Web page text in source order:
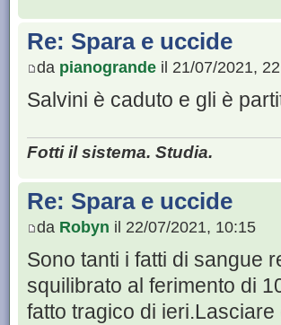
Re: Spara e uccide
da pianogrande il 21/07/2021,
Salvini è caduto e gli è
Fotti il sistema. Studia.
Re: Spara e uccide
da Robyn il 22/07/2021, 10:15
Sono tanti i fatti di sangue
squilibrato al ferimento di
fatto tragico di